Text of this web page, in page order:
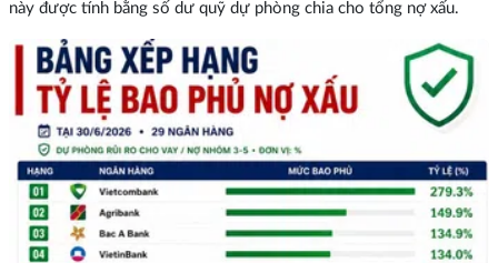
này được tính bằng số dư quỹ dự phòng chia cho tổng nợ xấu.